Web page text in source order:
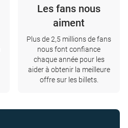
Les fans nous
aiment
Plus de 2,5 millions de fans
nous font confiance
chaque année pour les
aider à obtenir la meilleure
offre sur les billets.